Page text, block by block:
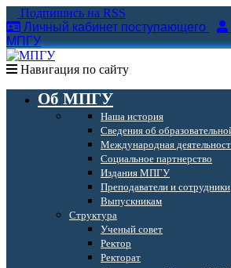
Подпишись на RSS
Личный кабинет поступающего
МПГУ
Навигация по сайту
Об МПГУ
Наша история
Сведения об
Международная
Социальное партнерство
Издания МПГУ
Преподаватели и сотрудники
Выпускникам
Структура
Ученый совет
Ректор
Ректорат